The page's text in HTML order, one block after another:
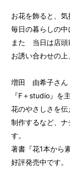
お花を飾ると、気
毎日の暮らしの中
また 当日は店頭
お誘い合わせの上
増田 由希子さん
『F＋studio』を
花のやさしさを
制作するなど、
す。
著書『花1本から
好評発売中です。